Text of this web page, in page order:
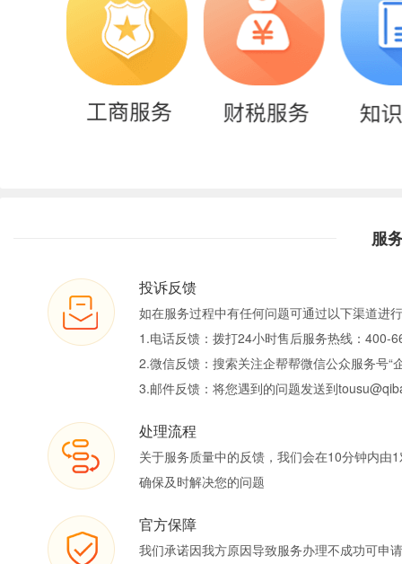
服
投诉反馈
如在服务过程中有任何问题可通过以下渠道进
1.电话反馈：拨打24小时售后服务热线：400-
2.微信反馈：搜索关注企帮帮微信公众服务号“
3.邮件反馈：将您遇到的问题发送到
处理流程
关于服务质量中的反馈，我们会在10分钟内由
确保及时解决您的问题
官方保障
我们承诺因我方原因导致服务办理不成功可申